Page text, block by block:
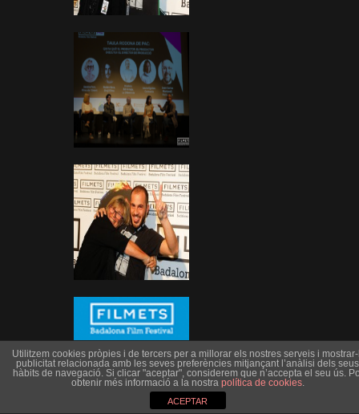
Utilitzem cookies pròpies i de tercers per a millorar els nostres serveis i
publicitat relacionada amb les seves preferències mitjançant l’anàlisi dels seus
hàbits de navegació. Si clicar "aceptar", considerem que n’accepta el seu ús.
obtenir més informació a la nostra política de cookies.
ACEPTAR